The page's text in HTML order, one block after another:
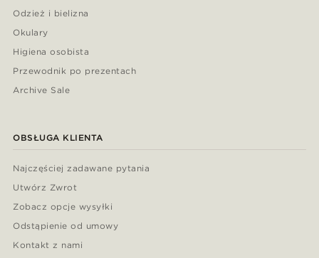
Odzież i bielizna
Okulary
Higiena osobista
Przewodnik po prezentach
Archive Sale
OBSŁUGA KLIENTA
Najczęściej zadawane pytania
Utwórz Zwrot
Zobacz opcje wysyłki
Odstąpienie od umowy
Kontakt z nami